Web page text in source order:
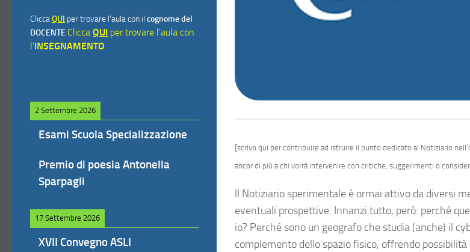
[scrivo qui per contribuire ad istruire il punto dedicato al Notiziario
ancor di più a chi vorrà intervenire con critiche, suggerimenti o
Il Notiziario sperimentale è ormai attivo da diversi
eventuali prospettive. Innanzi tutto, però: perché
io? Perché sono un geografo che studia (anche) il
complemento dello spazio fisico, offrendo
CliccaQUI per trovare l'aula con il cognome del
DOCENTE Clicca QUI per trovare l'aula con
l'INSEGNAMENTO
2 Settembre 2026
Esami Scuola Specializzazione
Premio di poesia Antonella
Sparpagli
17 Settembre 2026
XVII Convegno ASLI